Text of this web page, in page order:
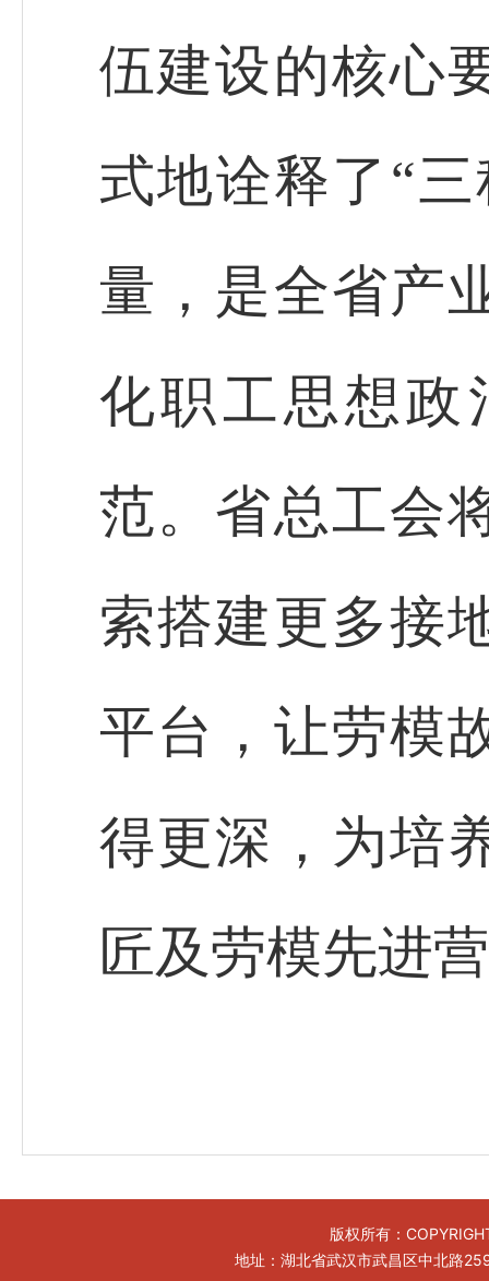
伍建设的核心
式地诠释了“
量，是全省产
化职工思想政
范。省总工会
索搭建更多接
平台，让劳模
得更深，为培
匠及劳模先进
版权所有：
地址：湖北省武汉市武昌区中北